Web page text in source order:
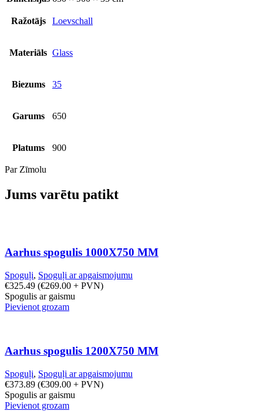
Ražotājs Loevschall
Materiāls Glass
Biezums 35
Garums 650
Platums 900
Par Zīmolu
Jums varētu patikt
Aarhus spogulis 1000X750 MM
Spoguļi, Spoguļi ar apgaismojumu
€325.49 (€269.00 + PVN)
Spogulis ar gaismu
Pievienot grozam
Aarhus spogulis 1200X750 MM
Spoguļi, Spoguļi ar apgaismojumu
€373.89 (€309.00 + PVN)
Spogulis ar gaismu
Pievienot grozam